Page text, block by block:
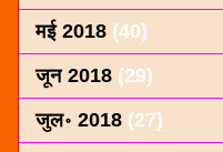
मई 2018 (40)
जून 2018 (29)
जुल॰ 2018 (27)